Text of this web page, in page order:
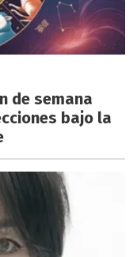
de semana
bajo la